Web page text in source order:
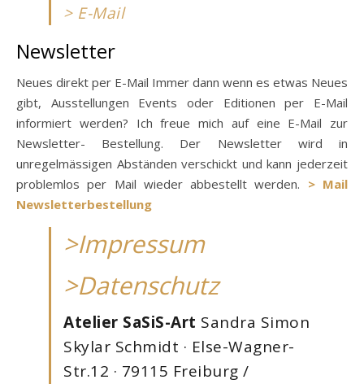
> E-Mail
Newsletter
Neues direkt per E-Mail Immer dann wenn es etwas Neues
gibt, Ausstellungen Events oder Editionen per E-Mail
informiert werden? Ich freue mich auf eine E-Mail zur
Newsletter- Bestellung. Der Newsletter wird in
unregelmässigen Abständen verschickt und kann jederzeit
problemlos per Mail wieder abbestellt werden. > Mail
Newsletterbestellung
>Impressum
>Datenschutz
Atelier SaSiS-Art Sandra Simon
Skylar Schmidt · Else-Wagner-
Str.12 · 79115 Freiburg /